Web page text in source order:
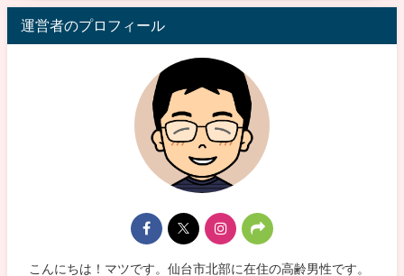
運営者のプロフィール
こんにちは！マツです。仙台市北部に在住の高齢男性です。